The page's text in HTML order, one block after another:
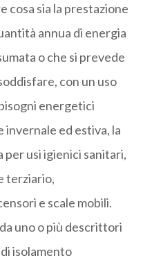
cosa sia la prestazione
annua di energia
o che si prevede
con un uso
energetici
invernale ed estiva, la
per usi igienici sanitari,
terziario,
e scale mobili.
uno o più descrittori
isolamento